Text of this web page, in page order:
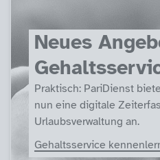
Neues
Praktisch: PariDienst
nun eine digitale
Urlaubsverwaltung an.
Gehaltsservice